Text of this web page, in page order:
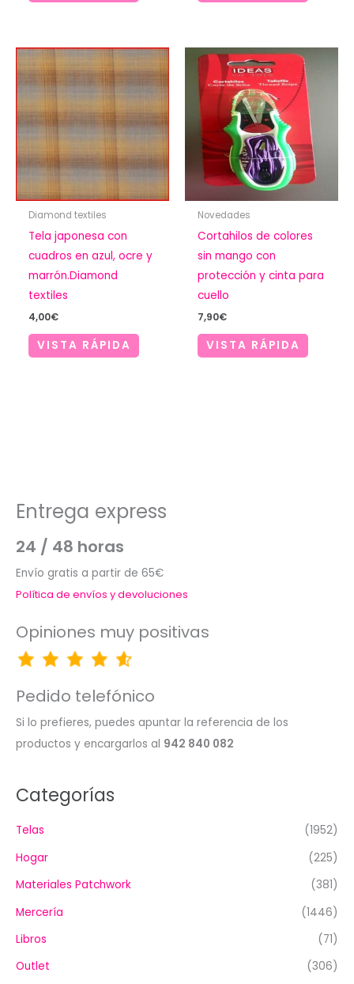
Diamond textiles
Tela japonesa con
cuadros en azul, ocre y
marrón.Diamond
textiles
4,00€
VISTA RÁPIDA
Novedades
Cortahilos de colores
sin mango con
protección y cinta para
cuello
7,90€
VISTA RÁPIDA
Entrega express
24 / 48 horas
Envío gratis a partir de 65€
Política de envíos y devoluciones
Opiniones muy positivas
Pedido telefónico
Si lo prefieres, puedes apuntar la referencia de los
productos y encargarlos al 942 840 082
Categorías
Telas
(1952)
Hogar
(225)
Materiales Patchwork
(381)
Mercería
(1446)
Libros
(71)
Outlet
(306)